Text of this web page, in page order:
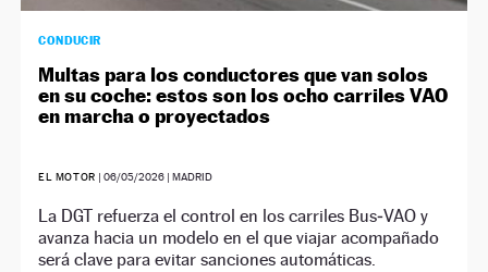
CONDUCIR
Multas para los conductores que van solos
en su coche: estos son los ocho carriles VAO
en marcha o proyectados
EL MOTOR | 06/05/2026| MADRID
La DGT refuerza el control en los carriles Bus‑VAO y
avanza hacia un modelo en el que viajar acompañado
será clave para evitar sanciones automáticas.